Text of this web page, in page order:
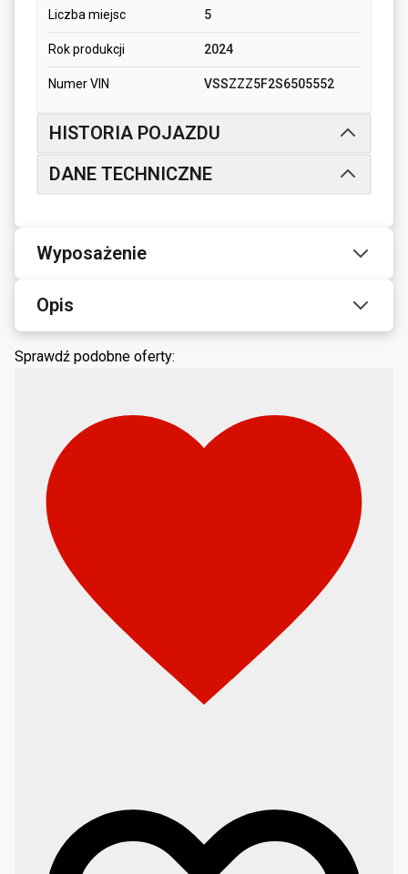
Liczba miejsc 5
Rok produkcji 2024
Numer VIN VSSZZZ5F2S6505552
HISTORIA POJAZDU
DANE TECHNICZNE
Wyposażenie
Opis
Sprawdź podobne oferty: